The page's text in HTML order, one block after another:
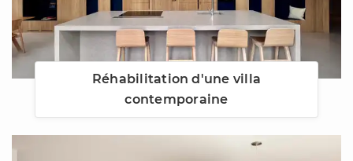
Réhabilitation d'une villa
contemporaine